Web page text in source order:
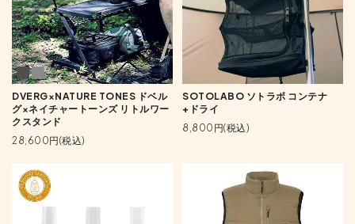
DVERG×NATURE TONES ドベル
グ×ネイチャートーンズ リトルワー
クスタンド
28,600円(税込)
SOTOLABO ソトラボ コンテナ
+ドライ
8,800円(税込)